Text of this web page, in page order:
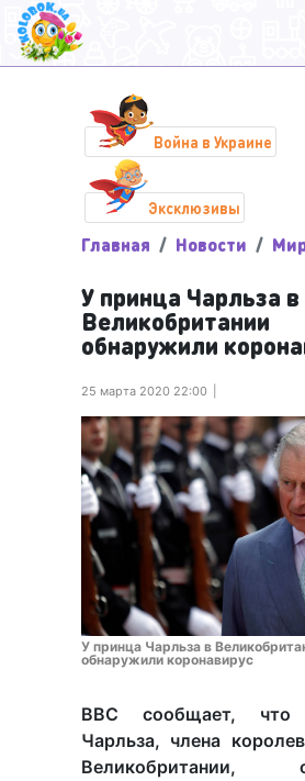
Война в Украине
Эксклюзивы
Главная Новости
У принца Чарльза в
Великобритании
обнаружили
25 марта 2020 22:00
У принца Чарльза в
обнаружили коронавирус
ВВС сообщает, что
Чарльза, члена
Великобритании,